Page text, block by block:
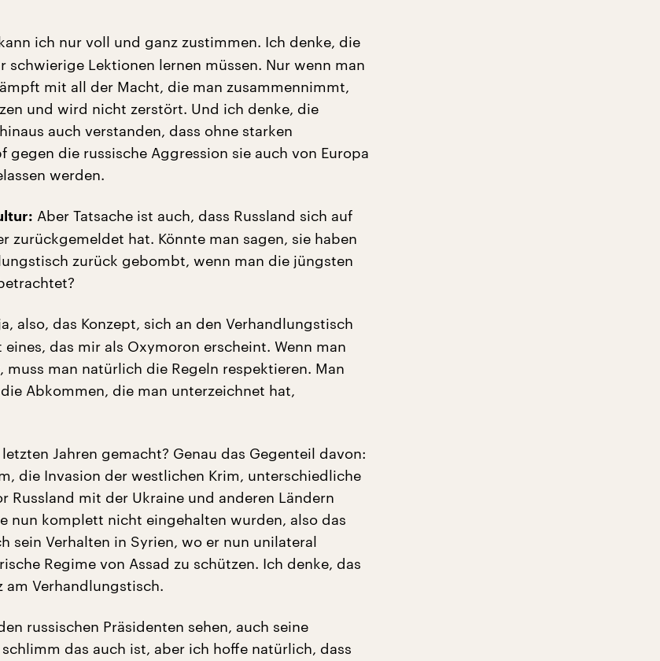
ich nur voll und ganz zustimmen. Ich denke, die
schwierige Lektionen lernen müssen. Nur wenn man
mit all der Macht, die man zusammennimmt,
und wird nicht zerstört. Und ich denke, die
auch verstanden, dass ohne starken
gegen die russische Aggression sie auch von Europa
werden.
Aber Tatsache ist auch, dass Russland sich auf
zurückgemeldet hat. Könnte man sagen, sie haben
zurück gebombt, wenn man die jüngsten
also, das Konzept, sich an den Verhandlungstisch
das mir als Oxymoron erscheint. Wenn man
muss man natürlich die Regeln respektieren. Man
Abkommen, die man unterzeichnet hat,
Jahren gemacht? Genau das Gegenteil davon:
die Invasion der westlichen Krim, unterschiedliche
Russland mit der Ukraine und anderen Ländern
nun komplett nicht eingehalten wurden, also das
sein Verhalten in Syrien, wo er nun unilateral
Regime von Assad zu schützen. Ich denke, das
Verhandlungstisch.
russischen Präsidenten sehen, auch seine
das auch ist, aber ich hoffe natürlich, dass